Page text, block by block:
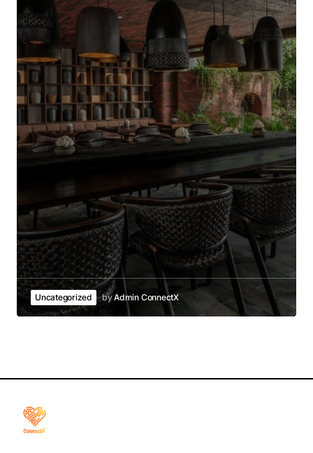
Uncategorized byAdmin ConnectX